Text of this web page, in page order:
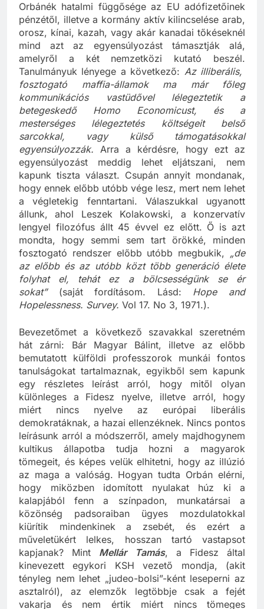
Orbánék hatalmi függősége az EU adófizetőinek
pénzétől, illetve a kormány aktív kilincselése arab,
orosz, kínai, kazah, vagy akár kanadai tőkéseknél
mind azt az egyensúlyozást támasztják alá,
amelyről a két nemzetközi kutató beszél.
Tanulmányuk lényege a következő: Az illiberális,
fosztogató maffia-államok ma már főleg
kommunikációs vastüdővel lélegeztetik a
betegeskedő Homo Economicust, és a
mesterséges lélegeztetés költségeit belső
sarcokkal, vagy külső támogatásokkal
egyensúlyozzák. Arra a kérdésre, hogy ezt az
egyensúlyozást meddig lehet eljátszani, nem
kapunk tiszta választ. Csupán annyit mondanak,
hogy ennek előbb utóbb vége lesz, mert nem lehet
a végletekig fenntartani. Válaszukkal ugyanott
állunk, ahol Leszek Kolakowski, a konzervatív
lengyel filozófus állt 45 évvel ez előtt. Ő is azt
mondta, hogy semmi sem tart örökké, minden
fosztogató rendszer előbb utóbb megbukik, „de
az előbb és az utóbb közt több generáció élete
folyhat el, tehát ez a bölcsességünk se ér
sokat”(saját fordításom. Lásd: Hope and
Hopelessness. Survey. Vol 17. No 3, 1971.).
Bevezetőmet a következő szavakkal szeretném
hát zárni: Bár Magyar Bálint, illetve az előbb
bemutatott külföldi professzorok munkái fontos
tanulságokat tartalmaznak, egyikből sem kapunk
egy részletes leírást arról, hogy mitől olyan
különleges a Fidesz nyelve, illetve arról, hogy
miért nincs nyelve az európai liberális
demokratáknak, a hazai ellenzéknek. Nincs pontos
leírásunk arról a módszerről, amely majdhogynem
kultikus állapotba tudja hozni a magyarok
tömegeit, és képes velük elhitetni, hogy az illúzió
az maga a valóság. Hogyan tudta Orbán elérni,
hogy miközben idomított nyulakat húz ki a
kalapjából fenn a színpadon, munkatársai a
közönség padsoraiban ügyes mozdulatokkal
kiürítik mindenkinek a zsebét, és ezért a
műveletükért lelkes, hosszan tartó vastapsot
kapjanak? Mint Mellár Tamás, a Fidesz által
kinevezett egykori KSH vezető mondja, (akit
tényleg nem lehet „judeo-bolsi”-ként leseperni az
asztalról), az elemzők legtöbbje csak a fejét
vakarja és nem értik miért nincs tömeges